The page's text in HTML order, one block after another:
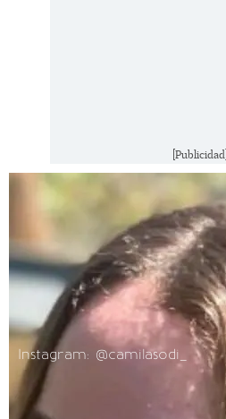
[Publicidad]
Instagram: @camilasodi_